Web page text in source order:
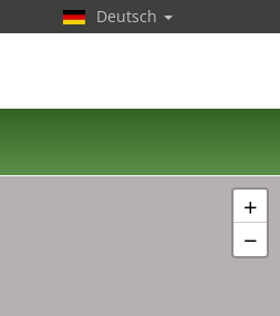
+
−
Deutsch